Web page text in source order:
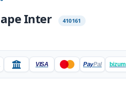
VISA PayPal bizum
Inter 410161